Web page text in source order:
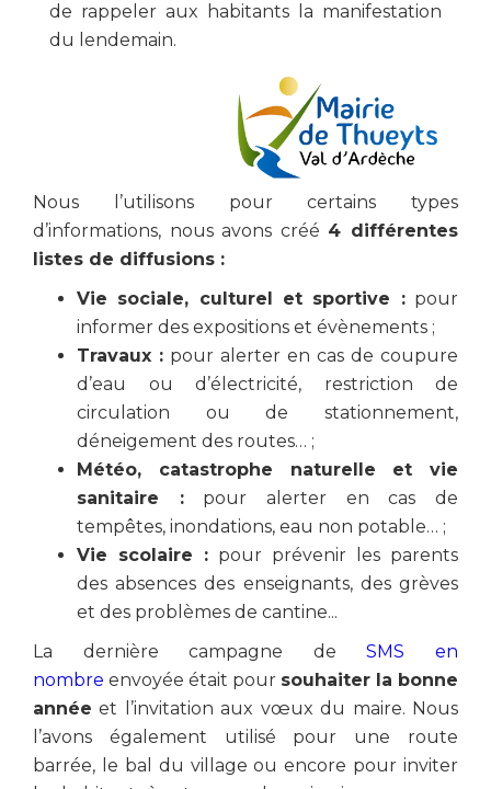
de rappeler aux habitants la manifestation
du lendemain.
Nous l’utilisons pour certains types
d’informations, nous avons créé 4 différentes
listes de diffusions :
Vie sociale, culturel et sportive :pour
informer des expositions et évènements ;
Travaux : pour alerter en cas de coupure
d’eau ou d’électricité, restriction de
circulation ou de stationnement,
déneigement des routes… ;
Météo, catastrophe naturelle et vie
sanitaire :pour alerter en cas de
tempêtes, inondations, eau non potable… ;
Vie scolaire : pour prévenir les parents
des absences des enseignants, des grèves
et des problèmes de cantine...
La dernière campagne deSMS en
nombre envoyée était pour souhaiter la bonne
année et l’invitation aux vœux du maire. Nous
l’avons également utilisé pour une route
barrée, le bal du village ou encore pour inviter